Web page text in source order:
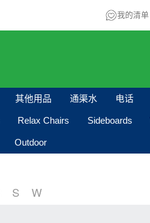
我的清单
其他用品 通渠水 电话
Relax Chairs Sideboards
Outdoor
S W